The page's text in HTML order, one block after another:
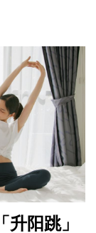
阳跳」